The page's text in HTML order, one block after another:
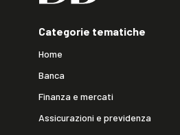
Categorie tematiche
Home
Banca
Finanza e mercati
Assicurazioni e previdenza